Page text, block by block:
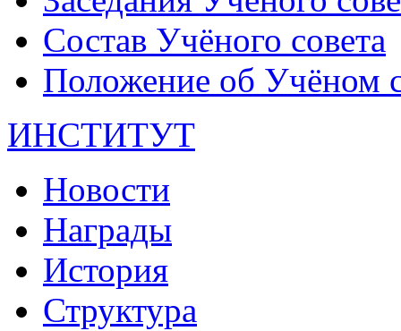
Состав Учёного совета
Положение об Учёном
ИНСТИТУТ
Новости
Награды
История
Структура